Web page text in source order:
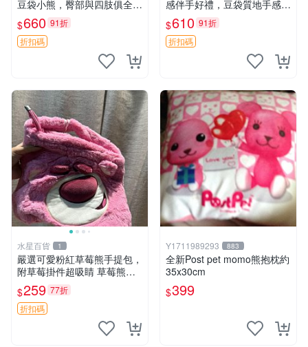
豆袋小熊，臀部與四肢俱全，
坐高11公分，附原盒與吊牌
收藏。藍鼻子小熊，值得擁有
玩具 憶熊
$660 91折
折扣碼
感伴手好禮，豆袋質地手感
佳，抱枕小熊 recom 推薦 白
色豆袋 玩具
$610 91折
折扣碼
水星百貨 1
嚴選可愛粉紅草莓熊手提包，
附草莓掛件超吸睛 草莓熊手
提包 草莓掛件 可愛portunes
e
$259 77折
折扣碼
Y1711989293 883
全新Post pet momo熊抱枕約
35x30cm
$399